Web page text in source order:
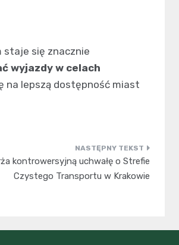
staje się znacznie
wyjazdy w celach
na lepszą dostępność miast
kontrowersyjną uchwałę o Strefie
Czystego Transportu w Krakowie